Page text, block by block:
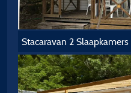
Stacaravan 2 Slaapkamers